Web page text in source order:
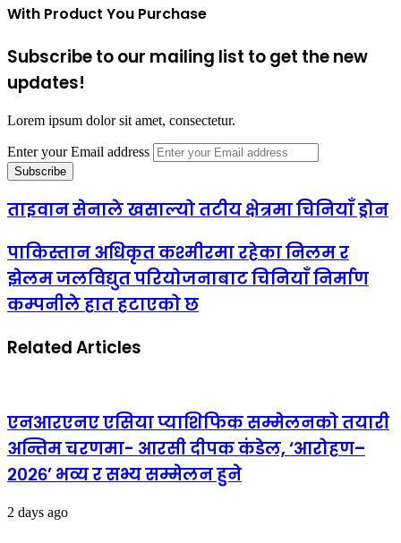
With Product You Purchase
Subscribe to our mailing list to get the new
updates!
Lorem ipsum dolor sit amet, consectetur.
Enter your Email address
ताइवान सेनाले खसाल्यो तटीय क्षेत्रमा चिनियाँ ड्रोन
पाकिस्तान अधिकृत कश्मीरमा रहेका निलम र
झेलम जलविद्युत परियोजनाबाट चिनियाँ निर्माण
कम्पनीले हात हटाएको छ
Related Articles
एनआरएनए एसिया प्याशिफिक सम्मेलनको तयारी
अन्तिम चरणमा- आरसी दीपक कंडेल, ‘आरोहण–
२०२६’ भव्य र सभ्य सम्मेलन हुने
2 days ago